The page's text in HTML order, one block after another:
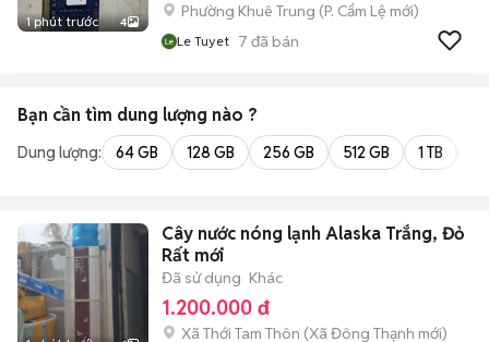
1 phút trước 4
Phường Khuê Trung (P. Cẩm Lệ mới)
Le Tuyet 7 đã bán
Bạn cần tìm dung lượng nào ?
Dung lượng: 64 GB 128 GB 256 GB 512 GB 1 TB
Cây nước nóng lạnh Alaska Trắng, Đỏ
Rất mới
Đã sử dụng Khác
1.200.000 đ
Xã Thới Tam Thôn (Xã Đông Thạnh mới)